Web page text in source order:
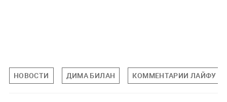
НОВОСТИ ДИМА БИЛАН КОММЕНТАРИИ ЛАЙФУ